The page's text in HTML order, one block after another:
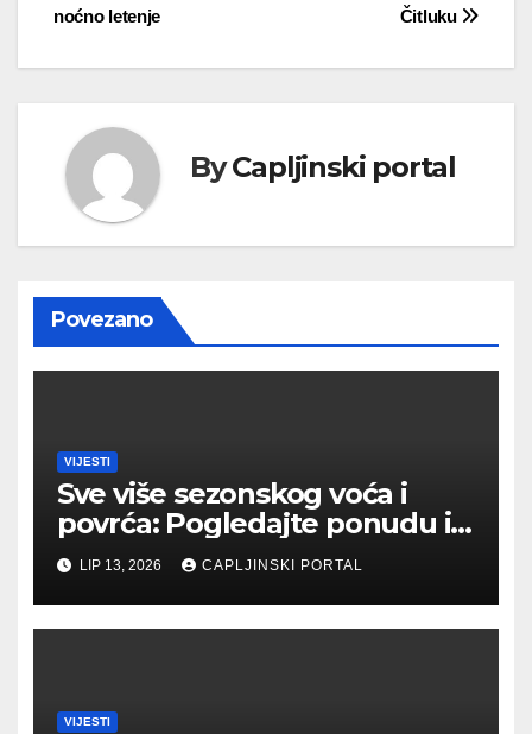
Čitluku
noćno letenje
ByCapljinski portal
Povezano
VIJESTI
Sve više sezonskog voća i
povrća: Pogledajte ponudu i
cijene na čapljinskoj
Veletržnici
LIP 13, 2026 CAPLJINSKI PORTAL
VIJESTI